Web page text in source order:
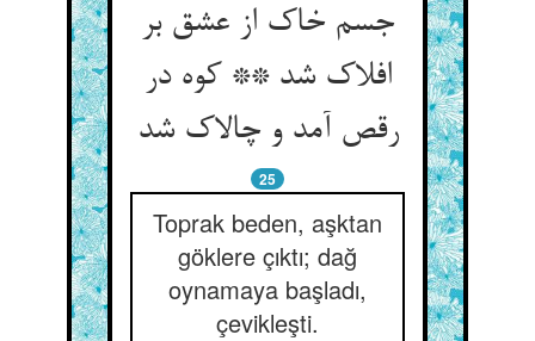
جسم خاک از عشق بر
افلاک شد ** کوه در
رقص آمد و چالاک شد
25
Toprak beden, aşktan
göklere çıktı; dağ
oynamaya başladı,
çevikleşti.